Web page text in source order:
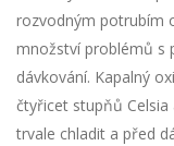
rozvodným potrubím
množství problémů s
dávkování. Kapalný
čtyřicet stupňů Celsia
trvale chladit a před